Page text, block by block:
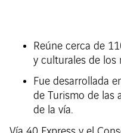
Reúne cerca de
y culturales de los
Fue desarrollada
de Turismo de las
de la vía.